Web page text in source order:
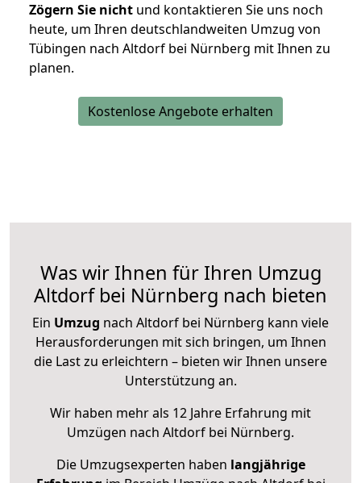
Zögern Sie nicht und kontaktieren Sie uns noch
heute, um Ihren deutschlandweiten Umzug von
Tübingen nach Altdorf bei Nürnberg mit Ihnen zu
planen.
Kostenlose Angebote erhalten
Was wir Ihnen für Ihren Umzug
Altdorf bei Nürnberg nach bieten
Ein Umzug nach Altdorf bei Nürnberg kann viele
Herausforderungen mit sich bringen, um Ihnen
die Last zu erleichtern – bieten wir Ihnen unsere
Unterstützung an.
Wir haben mehr als 12 Jahre Erfahrung mit
Umzügen nach Altdorf bei Nürnberg.
Die Umzugsexperten haben langjährige